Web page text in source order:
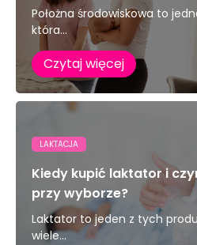
Położna środowiskowa to
która...
Czytaj więcej
LAKTACJA
Kiedy kupić laktator i
przy wyborze?
Laktator to jeden z tych
wiele...